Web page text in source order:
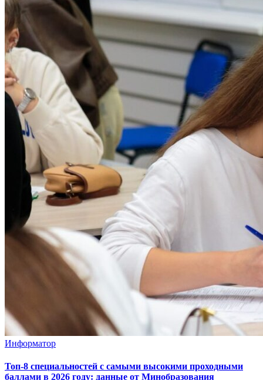
Информатор
Топ-8 специальностей с самыми высокими проходными
баллами в 2026 году: данные от Минобразования